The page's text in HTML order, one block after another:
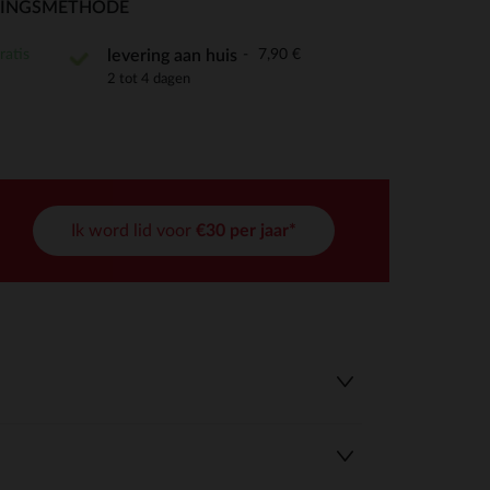
aan te passen en te beheren, en zorgt ervoor dat aan
levering aan huis 7,90 €
2 tot 4 dagen
Ik word lid voor €30 per jaar*